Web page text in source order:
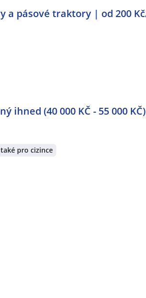
a pásové traktory | od 200
ihned (40 000 KČ - 55 000 KČ)
pro cizince